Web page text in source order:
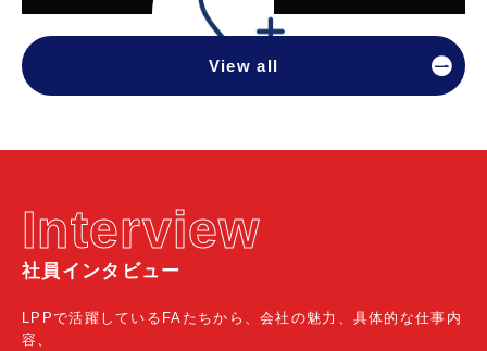
View all
Interview
社員インタビュー
LPPで活躍しているFAたちから、会社の魅力、具体的な仕事内
容、